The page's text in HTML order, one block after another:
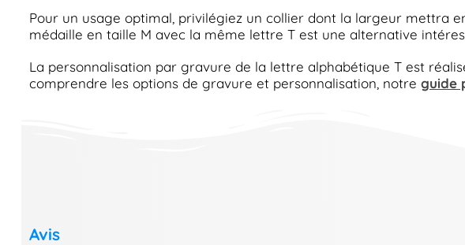
Pour un usage optimal, privilégiez un collier dont la largeur mettra
médaille en taille M avec la même lettre T est une alternative
La personnalisation par gravure de la lettre alphabétique T est
comprendre les options de gravure et personnalisation, notre guide
Avis